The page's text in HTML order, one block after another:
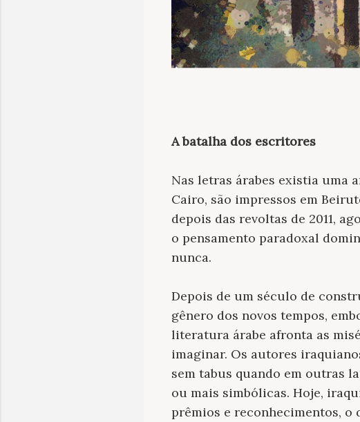
A batalha dos escritores
Nas letras árabes existia uma
Cairo, são impressos em
depois das revoltas de 2011,
o pensamento paradoxal
nunca.
Depois de um século de
gênero dos novos tempos,
literatura árabe afronta as
imaginar. Os autores
sem tabus quando em outras
ou mais simbólicas. Hoje,
prêmios e reconhecimentos, o